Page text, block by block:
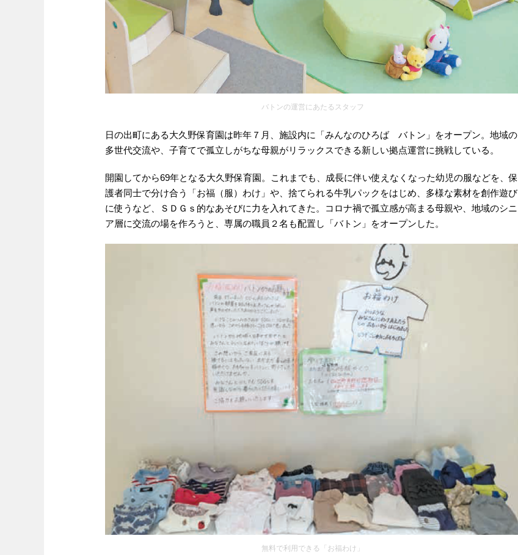
バトンの運営にあたるスタッフ
日の出町にある大久野保育園は昨年７月、施設内に「みんなのひろば バトン」をオープン。地域の
多世代交流や、子育てで孤立しがちな母親がリラックスできる新しい拠点運営に挑戦している。
開園してから69年となる大久野保育園。これまでも、成長に伴い使えなくなった幼児の服などを、保
護者同士で分け合う「お福（服）わけ」や、捨てられる牛乳パックをはじめ、多様な素材を創作遊び
に使うなど、ＳＤＧｓ的なあそびに力を入れてきた。コロナ禍で孤立感が高まる母親や、地域のシニ
ア層に交流の場を作ろうと、専属の職員２名も配置し「バトン」をオープンした。
無料で利用できる「お福わけ」